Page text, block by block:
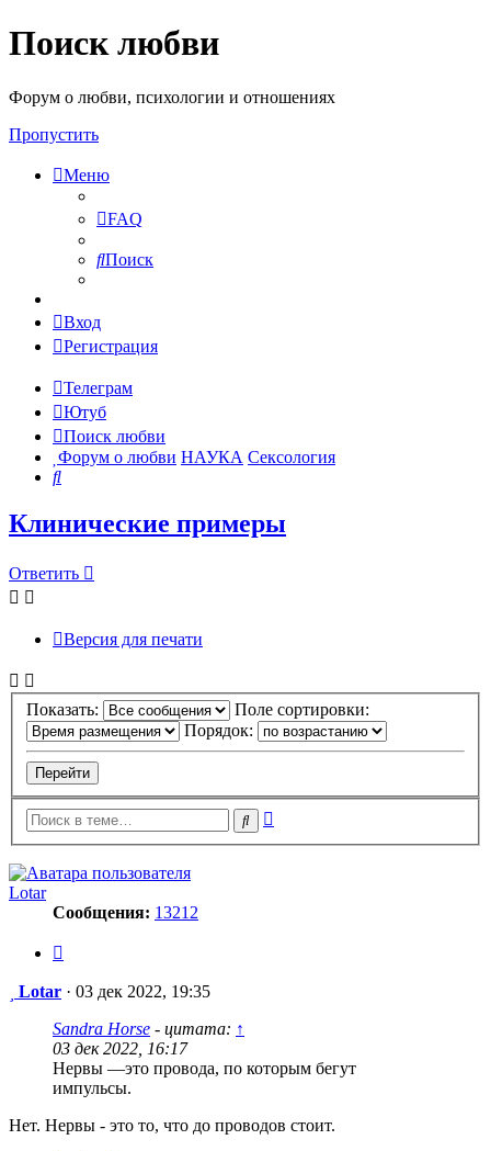
Поиск любви
Форум о любви, психологии и отношениях
Пропустить
Меню
FAQ
Поиск
Вход
Регистрация
Телеграм
Ютуб
Поиск любви
Форум о любви НАУКА Сексология
Поиск
Клинические примеры
Ответить
Версия для печати
Показать:
Поле сортировки:
Порядок:
Поиск
Lotar
Сообщения: 13212
Сообщение
Lotar · 03 дек 2022, 19:35
Sandra Horse - цитата: ↑
03 дек 2022, 16:17
Нервы —это провода, по которым бегут
импульсы.
Нет. Нервы - это то, что до проводов стоит.